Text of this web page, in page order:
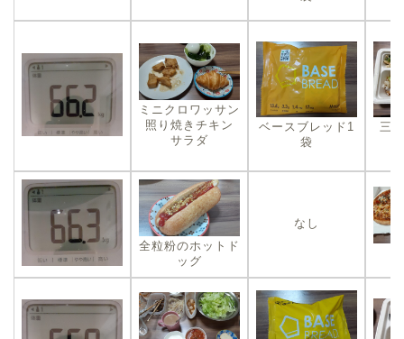
ミニクロワッサン
照り焼きチキン
サラダ
ベースブレッド1
袋
三
全粒粉のホットド
ッグ
なし